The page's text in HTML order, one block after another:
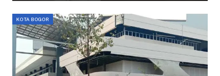
KOTA BOGOR